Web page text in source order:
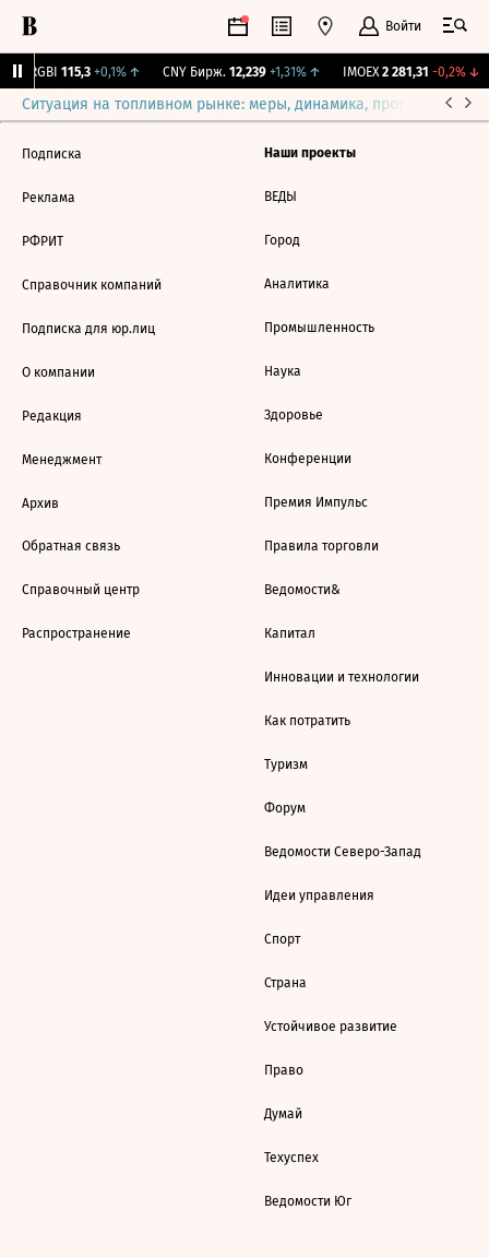
Войти
RGBI 115,3 +0,1%↑ CNY Бирж. 12,239 +1,31%↑ IMOEX 2 281,31 -0,2%↓
Ситуация на топливном рынке: меры, динамика, прогнозы
Подписка
Реклама
РФРИТ
Справочник компаний
Подписка для юр.лиц
О компании
Редакция
Менеджмент
Архив
Обратная связь
Справочный центр
Распространение
Наши проекты
ВЕДЫ
Город
Аналитика
Промышленность
Наука
Здоровье
Конференции
Премия Импульс
Правила торговли
Ведомости&
Капитал
Инновации и технологии
Как потратить
Туризм
Форум
Ведомости Северо-Запад
Идеи управления
Спорт
Страна
Устойчивое развитие
Право
Думай
Техуспех
Ведомости Юг